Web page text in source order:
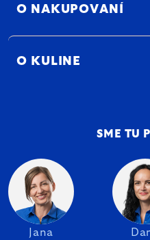
O NAKUPOVANÍ
O KULINE
SME TU
Jana